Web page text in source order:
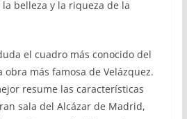
belleza y la riqueza de la
el cuadro más conocido del
obra más famosa de Velázquez.
resume las características
sala del Alcázar de Madrid,